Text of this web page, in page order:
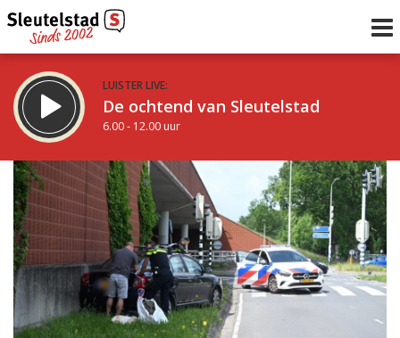
LUISTER LIVE:
De ochtend van Sleutelstad
6.00 - 12.00 uur
STRAKS:
De middag van Sleutelstad
12.00 - 17.00 uur
Vorig uur
uur 1 van 0 Volgend uur
Inklappen